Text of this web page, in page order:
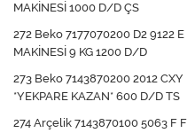
MAKİNESİ 1000 D/D ÇS
272 Beko 7177070200 D2 9122
MAKİNESİ 9 KG 1200 D/D
273 Beko 7143870200 2012
*YEKPARE KAZAN* 600 D/D TS
274 Arçelik 7143870100 5063 F